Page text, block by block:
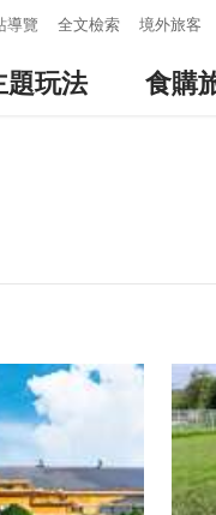
導覽 全文檢索 境外旅客
題玩法 食購